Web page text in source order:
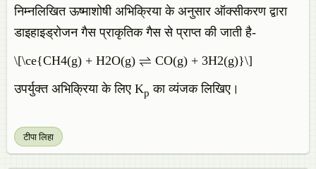
निम्नलिखित ऊष्माशोषी अभिक्रिया के अनुसार ऑक्सीकरण द्वारा
डाइहाइड्रोजन गैस प्राकृतिक गैस से प्राप्त की जाती है-
\[\ce{CH4(g) + H2O(g) ⇌ CO(g) + 3H2(g)}\]
उपर्युक्त अभिक्रिया के लिए Kp का व्यंजक लिखिए।
टीपा लिहा